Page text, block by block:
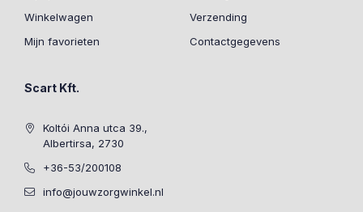
Winkelwagen
Mijn favorieten
Verzending
Contactgegevens
Scart Kft.
Koltói Anna utca 39.,
Albertirsa, 2730
+36-53/200108
info@jouwzorgwinkel.nl